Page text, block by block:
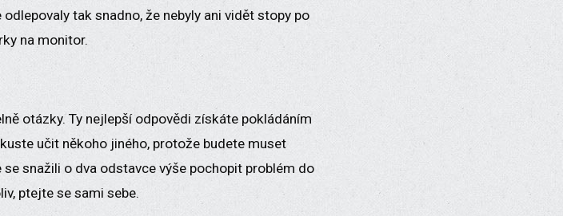
tak snadno, že nebyly ani vidět stopy po
na monitor.
otázky. Ty nejlepší odpovědi získáte pokládáním
učit někoho jiného, protože budete muset
snažili o dva odstavce výše pochopit problém do
ptejte se sami sebe.